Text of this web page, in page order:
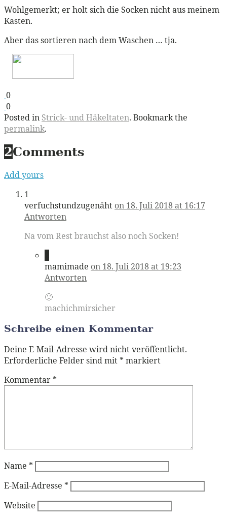
Wohlgemerkt; er holt sich die Socken nicht aus meinem
Kasten.
Aber das sortieren nach dem Waschen … tja.
0
0
Posted in Strick- und Häkeltaten. Bookmark the
permalink.
2Comments
Add yours
1
verfuchstundzugenäht on 18. Juli 2018 at 16:17
Antworten
Na vom Rest brauchst also noch Socken!
mamimade on 18. Juli 2018 at 19:23
Antworten
🙂
machichmirsicher
Schreibe einen Kommentar
Deine E-Mail-Adresse wird nicht veröffentlicht.
Erforderliche Felder sind mit * markiert
Kommentar *
Name *
E-Mail-Adresse *
Website